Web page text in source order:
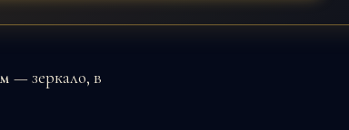
— зеркало, в